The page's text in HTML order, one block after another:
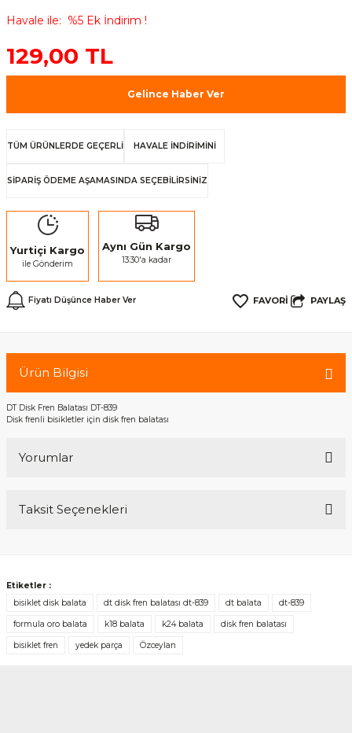
Havale ile %5 Ek İndirim !
129,00 TL
Gelince Haber Ver
TÜM ÜRÜNLERDE GEÇERLİ HAVALE İNDİRİMİNİ
SİPARİŞ ÖDEME AŞAMASINDA SEÇEBİLİRSİNİZ
Yurtiçi Kargo
ile Gönderim
Aynı Gün Kargo
13:30'a kadar
Fiyatı Düşünce Haber Ver PAYLAŞ
Ürün Bilgisi
DT Disk Fren Balatası DT-839
Disk frenli bisikletler için disk fren balatası
Yorumlar
Taksit Seçenekleri
Etiketler :
bisiklet disk balata
dt disk fren balatası dt-839 dt balata dt-839
formula oro balata k18 balata k24 balata disk fren balatası
bisiklet fren yedek parça Özceylan